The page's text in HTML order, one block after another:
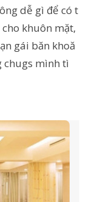
dễ gì để có t
khuôn mặt,
gái băn khoă
chugs mình tì